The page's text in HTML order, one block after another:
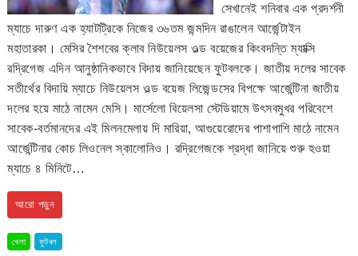
সেখানেই শনিবার এক প্রদর্শনী
ম্যাচে দারুণ এক হ্যাটট্রিকে নিজের ৩৬তম জন্মদিন রাঙালেন আর্জেন্টাইন
মহাতারকা। মেসির শৈশবের ক্লাব নিউয়েলস ওল্ড বয়েজের কিংবদন্তি ম্যাক্সি
রদ্রিগেজ এদিন আনুষ্ঠানিকভাবে বিদায় জানিয়েছেন ফুটবলকে। জাতীয় দলের সাবেক
সতীর্থের বিদায়ি ম্যাচে নিউয়েলস ওল্ড বয়েজ লিজেন্ডসের বিপক্ষে আর্জেন্টিনা জাতীয়
দলের হয়ে মাঠে নামেন মেসি। মার্সেলো বিয়েলসা স্টেডিয়ামে উৎসবমুখর পরিবেশে
সাবেক-বর্তমানদের এই মিলনমেলায় দি মারিয়া, আগুয়েরোদের পাশাপাশি মাঠে নামেন
আর্জেন্টিনার কোচ লিওনেল স্কালোনিও। রদ্রিগেজকে শ্রদ্ধা জানিয়ে শুরু হওয়া
ম্যাচে ৪ মিনিটে…
আরো পড়ুন
খেলা ফুটবল